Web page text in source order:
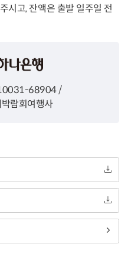
시고, 잔액은 출발 일주일 전
68904 /
람회여행사